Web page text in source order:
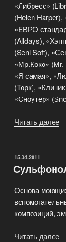
«Либресс»
(Helen
«ЕВРО
(Alldays),
(Seni Soft),
«Мр.Коко» (Mr.
«Я самая»,
(Торк),
«Сноутер»
Читать далее
ОПУБЛИКОВАНО
15.04.2011
Основа
композиций,
Читать далее